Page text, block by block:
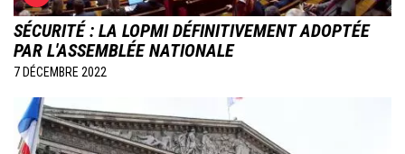
SÉCURITÉ : LA LOPMI DÉFINITIVEMENT ADOPTÉE
PAR L'ASSEMBLÉE NATIONALE
7 DÉCEMBRE 2022
Image